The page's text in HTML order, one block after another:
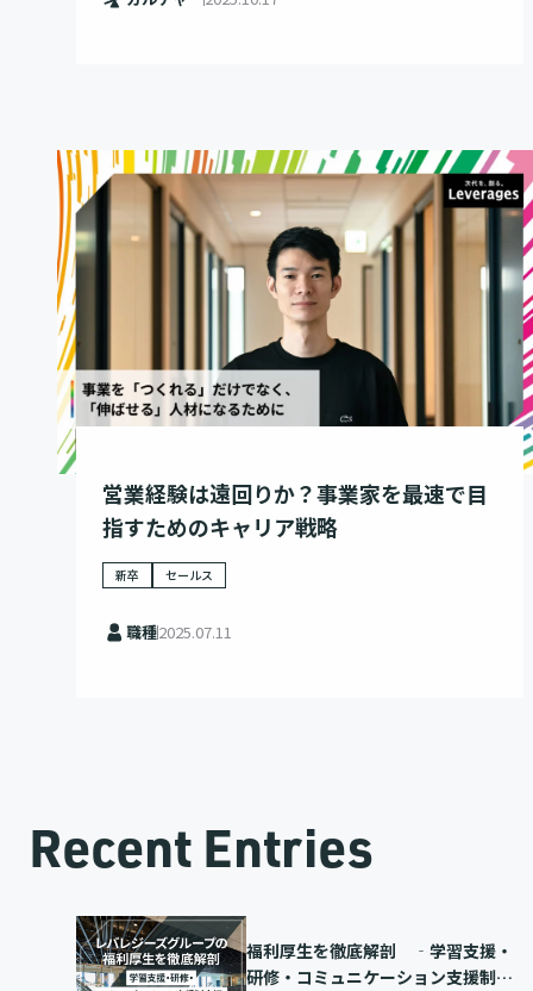
営業経験は遠回りか？事業家を最速で目
指すためのキャリア戦略
新卒 セールス
職種2025.07.11
Recent Entries
福利厚生を徹底解剖 ‐学習支援・
研修・コミュニケーション支援制度